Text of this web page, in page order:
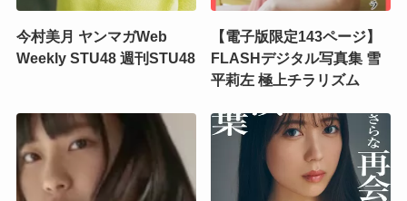
今村美月 ヤンマガWeb
Weekly STU48 週刊STU48
【電子版限定143ページ】
FLASHデジタル写真集 雪
平莉左 極上チラリズム